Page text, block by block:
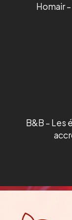
Homair
B&B – Les